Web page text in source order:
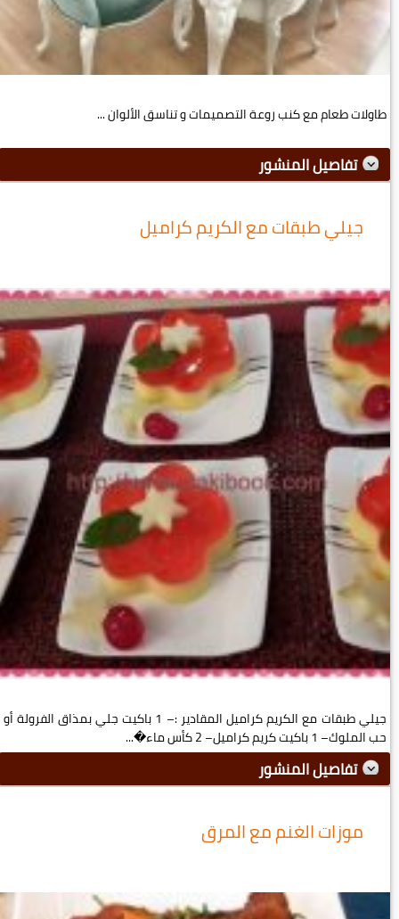
طاولات طعام مع كنب روعة التصميمات و تناسق الألوان ...
تفاصيل المنشور
جيلي طبقات مع الكريم كراميل
جيلي طبقات مع الكريم كراميل المقادير :– 1 باكيت جلي بمذاق الفرولة أو
حب الملوك– 1 باكيت كريم كراميل– 2 كأس ماء�...
تفاصيل المنشور
موزات الغنم مع المرق